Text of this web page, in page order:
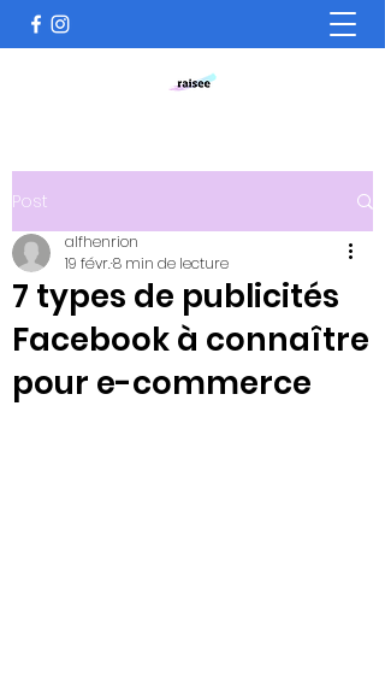
Post
7 types de publicités
Facebook à connaître
pour e-commerce
alfhenrion
19 févr.8 min de lecture